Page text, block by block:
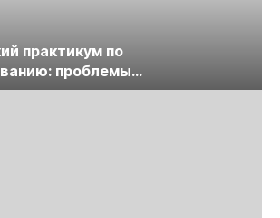
практикум по
проблемы
цифровизации, экспертизы